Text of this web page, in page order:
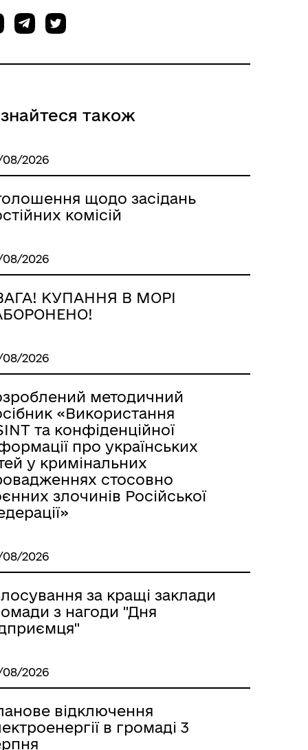
також
2026
щодо засідань
комісій
2026
КУПАННЯ В МОРІ
2026
методичний
«Використання
та конфіденційної
про українських
у кримінальних
стосовно
злочинів Російської
2026
за кращі заклади
з нагоди "Дня
2026
відключення
в громаді 3